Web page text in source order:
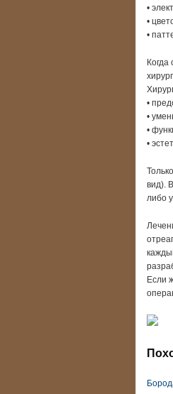
•
•
•
•
•
•
•
вид).
либо
Если